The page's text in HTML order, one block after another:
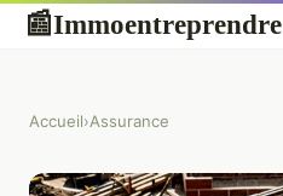
📰Immoentreprendre
Accueil›Assurance